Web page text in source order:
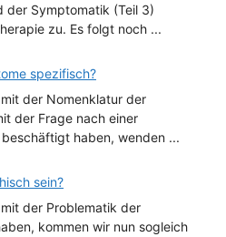
der Symptomatik (Teil 3)
zu. Es folgt noch ...
spezifisch?
der Nomenklatur der
der Frage nach einer
haben, wenden ...
sein?
der Problematik der
kommen wir nun sogleich